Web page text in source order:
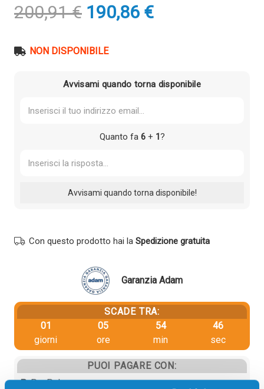
200,91€ Il
prezzo
era:
190,86 €Il
prezzo
NON DISPONIBILE
Avvisami quando torna disponibile
Quanto fa 6+ 1?
Con questo prodotto hai la Spedizione gratuita
Garanzia Adam
SCADE TRA:
01
giorni
05
ore
54
min
45
sec
PUOI PAGARE CON:
PayPal